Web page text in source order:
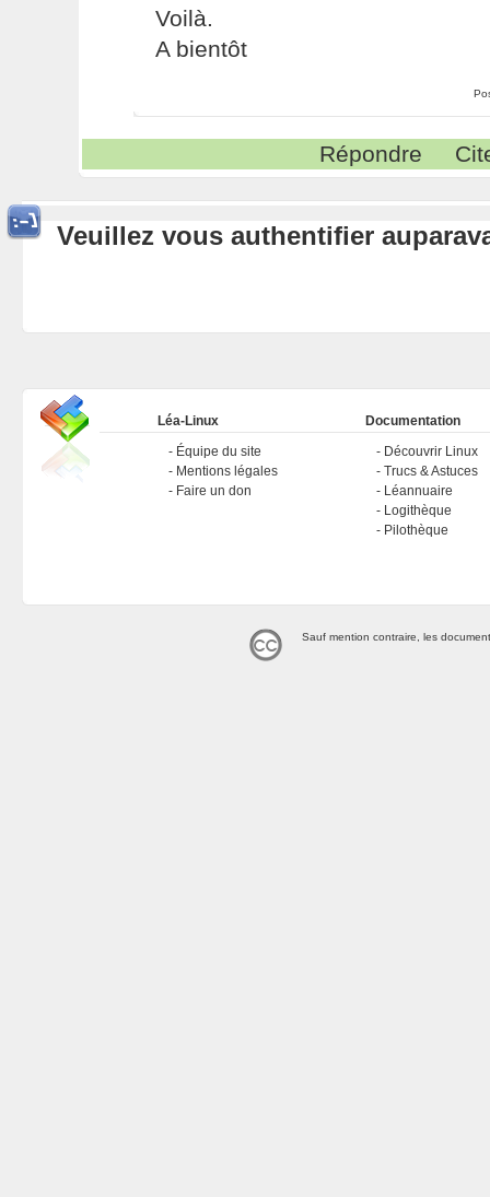
Voilà.
A bientôt
Répondre
Veuillez vous authentifier
Léa-Linux
Équipe du site
Mentions légales
Faire un don
Documentation
Découvrir Linux
Trucs & Astuces
Léannuaire
Logithèque
Pilothèque
Sauf mention contraire, les